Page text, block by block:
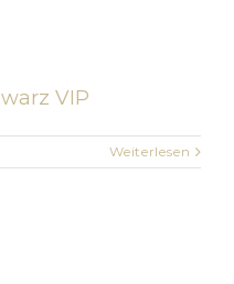
VIP
Weiterlesen